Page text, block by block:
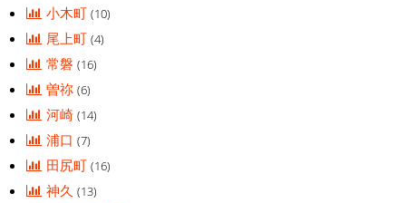
小木町(10)
尾上町(4)
常磐(16)
曽祢(6)
河崎(14)
浦口(7)
田尻町(16)
神久(13)